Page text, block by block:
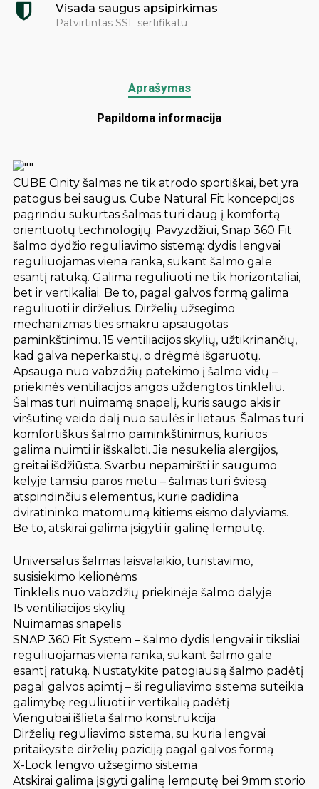
Visada saugus apsipirkimas
Patvirtintas SSL sertifikatu
Aprašymas
Papildoma informacija
CUBE Cinity šalmas ne tik atrodo sportiškai, bet yra
patogus bei saugus. Cube Natural Fit koncepcijos
pagrindu sukurtas šalmas turi daug į komfortą
orientuotų technologijų. Pavyzdžiui, Snap 360 Fit
šalmo dydžio reguliavimo sistemą: dydis lengvai
reguliuojamas viena ranka, sukant šalmo gale
esantį ratuką. Galima reguliuoti ne tik horizontaliai,
bet ir vertikaliai. Be to, pagal galvos formą galima
reguliuoti ir dirželius. Dirželių užsegimo
mechanizmas ties smakru apsaugotas
paminkštinimu. 15 ventiliacijos skylių, užtikrinančių,
kad galva neperkaistų, o drėgmė išgaruotų.
Apsauga nuo vabzdžių patekimo į šalmo vidų –
priekinės ventiliacijos angos uždengtos tinkleliu.
Šalmas turi nuimamą snapelį, kuris saugo akis ir
viršutinę veido dalį nuo saulės ir lietaus. Šalmas turi
komfortiškus šalmo paminkštinimus, kuriuos
galima nuimti ir išskalbti. Jie nesukelia alergijos,
greitai išdžiūsta. Svarbu nepamiršti ir saugumo
kelyje tamsiu paros metu – šalmas turi šviesą
atspindinčius elementus, kurie padidina
dviratininko matomumą kitiems eismo dalyviams.
Be to, atskirai galima įsigyti ir galinę lemputę.
Universalus šalmas laisvalaikio, turistavimo,
susisiekimo kelionėms
Tinklelis nuo vabzdžių priekinėje šalmo dalyje
15 ventiliacijos skylių
Nuimamas snapelis
SNAP 360 Fit System – šalmo dydis lengvai ir tiksliai
reguliuojamas viena ranka, sukant šalmo gale
esantį ratuką. Nustatykite patogiausią šalmo padėtį
pagal galvos apimtį – ši reguliavimo sistema suteikia
galimybę reguliuoti ir vertikalią padėtį
Viengubai išlieta šalmo konstrukcija
Dirželių reguliavimo sistema, su kuria lengvai
pritaikysite dirželių poziciją pagal galvos formą
X-Lock lengvo užsegimo sistema
Atskirai galima įsigyti galinę lemputę bei 9mm storio